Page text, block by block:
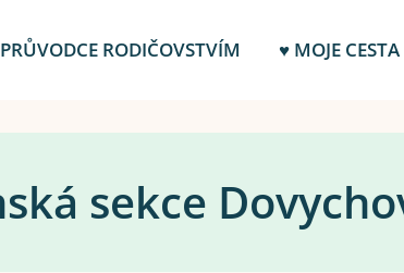
PRŮVODCE RODIČOVSTVÍM ♥ MOJE CESTA
sekce